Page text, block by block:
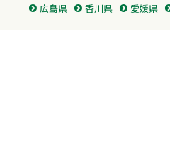
広島県 香川県 愛媛県